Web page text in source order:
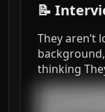
📝
They aren’t
thinking